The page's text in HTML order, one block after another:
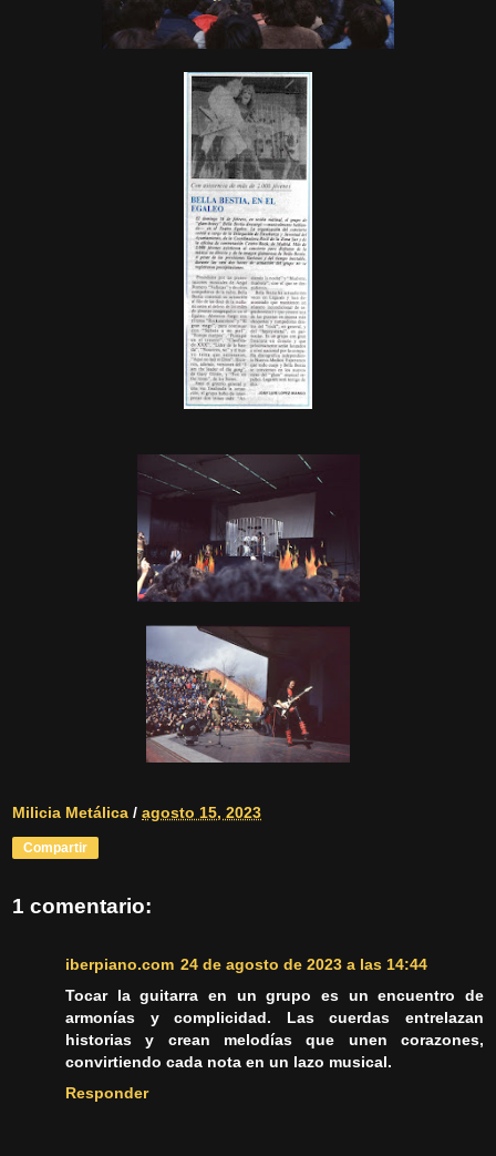
Milicia Metálica / agosto 15, 2023
Compartir
1 comentario:
iberpiano.com 24 de agosto de 2023 a las 14:44
Tocar la guitarra en un grupo es un encuentro de
armonías y complicidad. Las cuerdas entrelazan
historias y crean melodías que unen corazones,
convirtiendo cada nota en un lazo musical.
Responder